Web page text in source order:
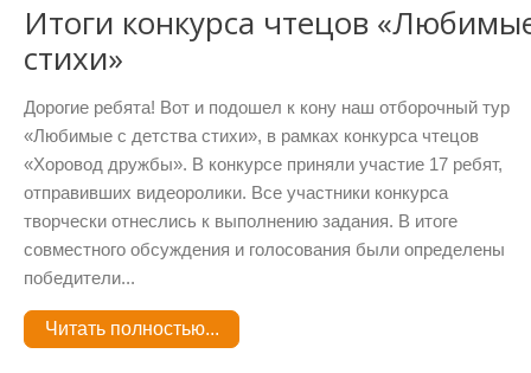
Итоги конкурса чтецов
стихи»
Дорогие ребята! Вот и подошел к кону наш отборочный тур
«Любимые с детства стихи», в рамках конкурса чтецов
«Хоровод дружбы». В конкурсе приняли участие 17 ребят,
отправивших видеоролики. Все участники конкурса
творчески отнеслись к выполнению задания. В итоге
совместного обсуждения и голосования были определены
победители...
Читать полностью...